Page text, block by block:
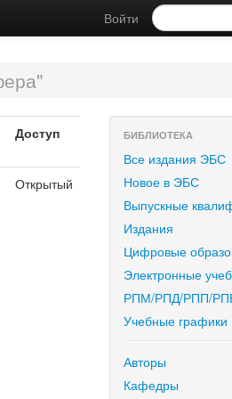
Войти
Доступ
Открытый
БИБЛИОТЕКА
Все издания ЭБС
Новое в ЭБС
Выпускные
Издания
Цифровые
Электронные
РПМ/РПД/РПП/
Учебные графики
Авторы
Кафедры